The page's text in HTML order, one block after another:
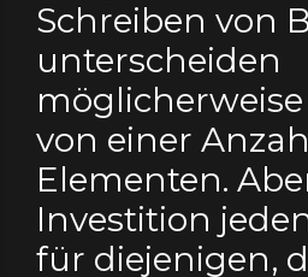
Schreiben von
unterscheiden
von einer
Elementen.
Investition
für diejenigen,